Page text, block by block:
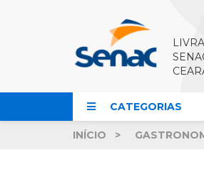
CATEGORIAS
INÍCIO